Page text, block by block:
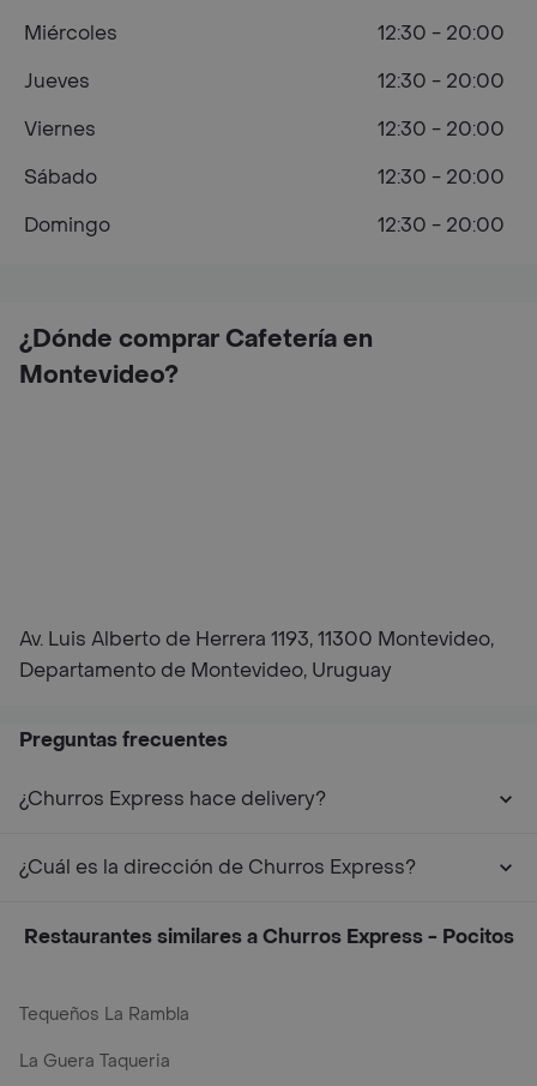
¿Dónde comprar Cafetería en
Montevideo?
Av. Luis Alberto de Herrera 1193, 11300 Montevideo,
Departamento de Montevideo, Uruguay
Miércoles
12:30 - 20:00
Jueves
12:30 - 20:00
Viernes
12:30 - 20:00
Sábado
12:30 - 20:00
Domingo
12:30 - 20:00
Preguntas frecuentes
¿Churros Express hace delivery?
¿Cuál es la dirección de Churros Express?
Restaurantes similares a Churros Express - Pocitos
Tequeños La Rambla
La Guera Taqueria